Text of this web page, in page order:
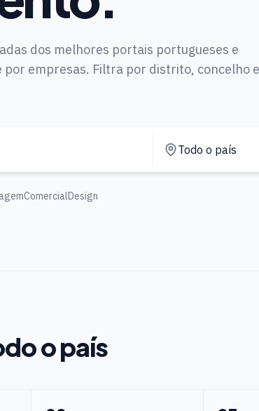
dos melhores portais portugueses e
empresas. Filtra por distrito, concelho e
ComercialDesign
o país